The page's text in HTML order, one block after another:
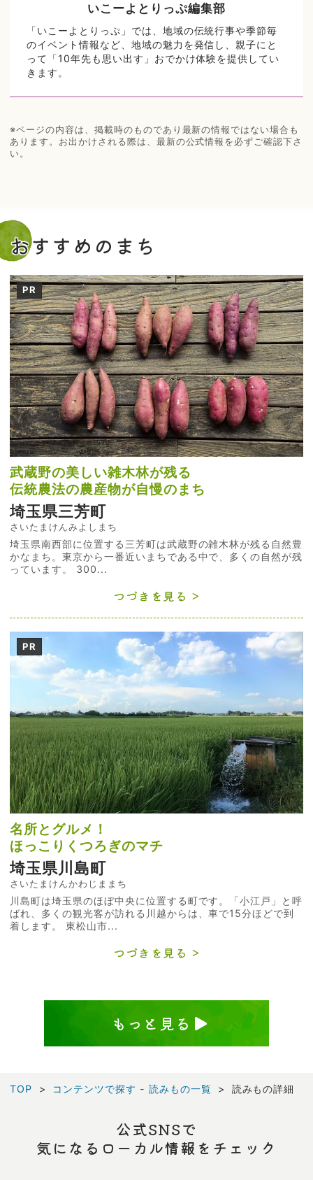
いこーよとりっぷ編集部
「いこーよとりっぷ」では、地域の伝統行事や季節毎
のイベント情報など、地域の魅力を発信し、親子にと
って「10年先も思い出す」おでかけ体験を提供してい
きます。
※ページの内容は、掲載時のものであり最新の情報ではない場合も
あります。お出かけされる際は、最新の公式情報を必ずご確認下さ
い。
おすすめのまち
PR
武蔵野の美しい雑木林が残る
伝統農法の農産物が自慢のまち
埼玉県三芳町
さいたまけんみよしまち
埼玉県南西部に位置する三芳町は武蔵野の雑木林が残る自然豊
かなまち。東京から一番近いまちである中で、多くの自然が残
っています。 300...
つづきを見る
PR
名所とグルメ！
ほっこりくつろぎのマチ
埼玉県川島町
さいたまけんかわじままち
川島町は埼玉県のほぼ中央に位置する町です。「小江戸」と呼
ばれ、多くの観光客が訪れる川越からは、車で15分ほどで到
着します。 東松山市...
つづきを見る
もっと見る
TOP コンテンツで探す - 読みもの一覧 読みもの詳細
公式SNSで
気になるローカル情報をチェック